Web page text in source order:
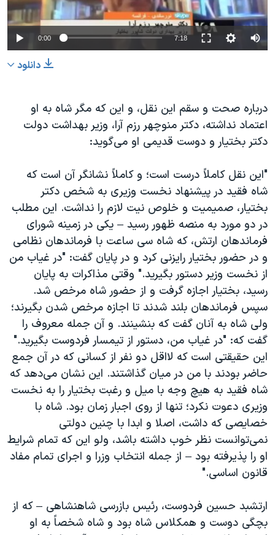
0:00 7:18
دانلود
درباره صحت و سقم این نقل، و این که مگر شاه به او
اعتماد نداشته، دکتر منوچهر رزم آرا، وزیر بهداشت دولت
دکتر بختیار و دوست قدیمی او می‌گوید:
"این نقل کاملاً درست است؛ و کاملاً نشانگر آن است که
شاه فقید در پیشنهاد نخست وزیری به شخص دکتر
بختیار، صمیمیت و خلوص نیت لازم را نداشت. این مطلب
در دو مورد به منصه ظهور رسید – یکی در زمینه شورای
فرماندهان ارتش، که شاه سی ساعت با فرماندهان نظامی
و در حضور بختیار رایزنی کرد و در پایان گفت: "در غیاب من
از نخست وزیر دستور بگیرید." وقتی مذاکرات به پایان
رسید، بختیار اجازه گرفت و از حضور شاه مرخص شد.
سپس فرماندهان بلند شدند تا اجازه مرخص شدن بگیرند؛
ولی شاه به آنان گفت که بنشینند. و آن جمله معروف را
گفت که: "در غیاب من، دستور از تیمسار فردوست بگیرید."
این حقیقتی است که لااقل دو نفر از کسانی که در آن جمع
حاضر بودند با من در میان گذاشتند. این نشان می‌دهد که
شاه فقید به هیچ وجه با میل و رغبت بختیار را به نخست
وزیری دعوت نکرد؛ تنها از روی اجبار زمان بود. شاه با
خصایصی که داشت، اصلا و ابدا با چنین دولتی
نمی‌توانست نظر خوب داشته باشد، ولو این که تمام شرایط
او را پذیرفته بود – از جمله انتخاب وزرا و اجرای تمام مفاد
قانون اساسی."
ارتشبد حسین فردوست، رئیس بازرسی شاهنشاهی – که از
بچگی دوست و همکلاس شاه بود و شاه شخصاً به او